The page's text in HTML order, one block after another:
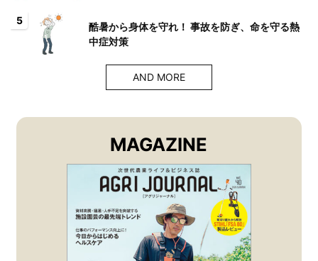
5
酷暑から身体を守れ！ 事故を防ぎ、命を守る熱
中症対策
AND MORE
MAGAZINE